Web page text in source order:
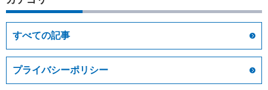
すべての記事
プライバシーポリシー